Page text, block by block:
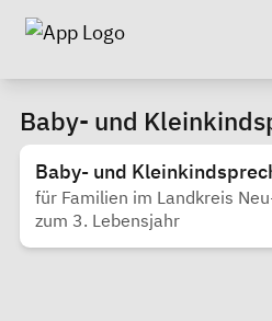
Baby- und
Baby- und
für Familien im Landkreis
zum 3. Lebensjahr